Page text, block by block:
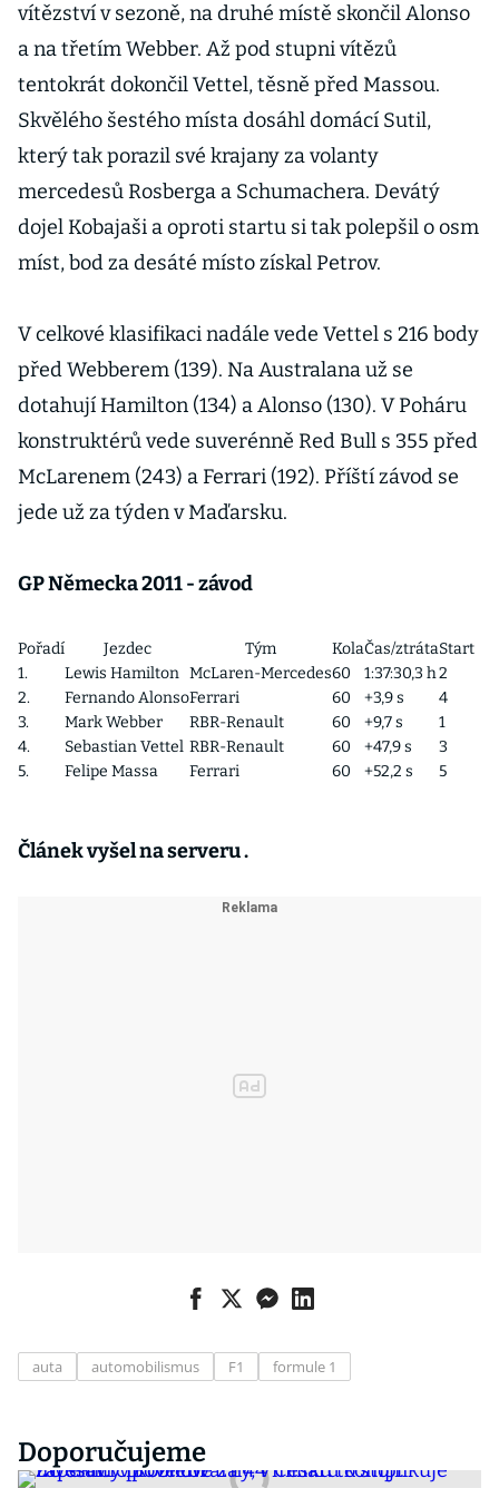
vítězství v sezoně, na druhé místě skončil Alonso
a na třetím Webber. Až pod stupni vítězů
tentokrát dokončil Vettel, těsně před Massou.
Skvělého šestého místa dosáhl domácí Sutil,
který tak porazil své krajany za volanty
mercedesů Rosberga a Schumachera. Devátý
dojel Kobajaši a oproti startu si tak polepšil o osm
míst, bod za desáté místo získal Petrov.
V celkové klasifikaci nadále vede Vettel s 216 body
před Webberem (139). Na Australana už se
dotahují Hamilton (134) a Alonso (130). V Poháru
konstruktérů vede suverénně Red Bull s 355 před
McLarenem (243) a Ferrari (192). Příští závod se
jede už za týden v Maďarsku.
GP Německa 2011 - závod
Pořadí Jezdec Tým KolaČas/ztrátaStart
1.
Lewis Hamilton McLaren-Mercedes60 1:37:30,3 h2
2.
Fernando AlonsoFerrari 60 +3,9 s
4
3.
Mark Webber RBR-Renault 60 +9,7 s
1
4.
Sebastian Vettel RBR-Renault 60 +47,9 s
3
5.
Felipe Massa Ferrari 60 +52,2 s 5
Článek vyšel na serveru .
auta automobilismus F1 formule 1
Doporučujeme